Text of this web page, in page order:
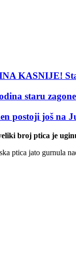
KASNIJE!
staru
postoji još
broj ptica je
ptica jato gurnula